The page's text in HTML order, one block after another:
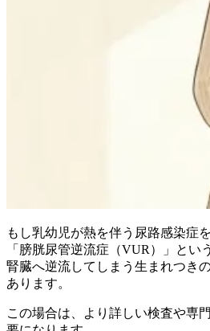
もし乳幼児が熱を伴う尿路感染症
「膀胱尿管逆流症（VUR）」とい
腎臓へ逆流してしまう生まれつき
あります。
この場合は、より詳しい検査や専